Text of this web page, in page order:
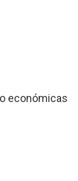
económicas